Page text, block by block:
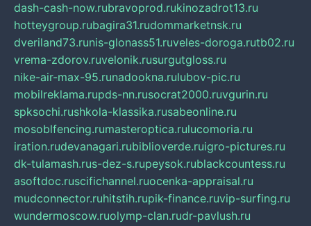
dash-cash-now.rubravoprod.rukinozadrot13.ru
hotteygroup.rubagira31.rudommarketnsk.ru
dveriland73.runis-glonass51.ruveles-doroga.rutb02.ru
vrema-zdorov.ruvelonik.rusurgutgloss.ru
nike-air-max-95.runadookna.rulubov-pic.ru
mobilreklama.rupds-nn.rusocrat2000.ruvgurin.ru
spksochi.rushkola-klassika.rusabeonline.ru
mosoblfencing.rumasteroptica.rulucomoria.ru
iration.rudevanagari.rubiblioverde.ruigro-pictures.ru
dk-tulamash.rus-dez-s.rupeysok.rublackcountess.ru
asoftdoc.ruscifichannel.ruocenka-appraisal.ru
mudconnector.ruhitstih.rupik-finance.ruvip-surfing.ru
wundermoscow.ruolymp-clan.rudr-pavlush.ru